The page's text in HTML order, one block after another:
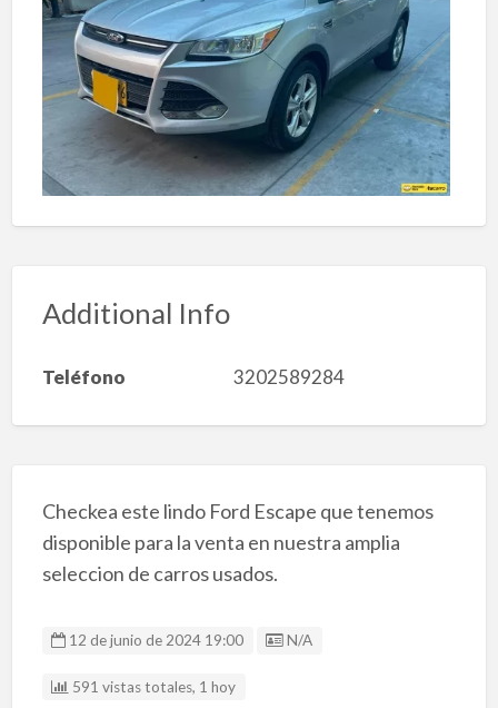
Additional Info
Teléfono 3202589284
Checkea este lindo Ford Escape que tenemos
disponible para la venta en nuestra amplia
seleccion de carros usados.
12 de junio de 2024 19:00 Listing ID
N/A
591 vistas totales, 1 hoy